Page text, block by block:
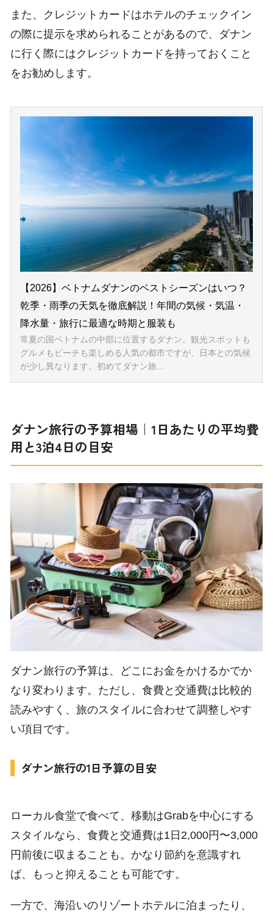
また、クレジットカードはホテルのチェックイン
の際に提示を求められることがあるので、ダナン
に行く際にはクレジットカードを持っておくこと
をお勧めします。
ダナン旅行の予算相場｜1日あたりの平均費
用と3泊4日の目安
ダナン旅行の予算は、どこにお金をかけるかでか
なり変わります。ただし、食費と交通費は比較的
読みやすく、旅のスタイルに合わせて調整しやす
い項目です。
ダナン旅行の1日予算の目安
ローカル食堂で食べて、移動はGrabを中心にする
スタイルなら、食費と交通費は1日2,000円〜3,000
円前後に収まることも。かなり節約を意識すれ
ば、もっと抑えることも可能です。
一方で、海沿いのリゾートホテルに泊まったり、
×